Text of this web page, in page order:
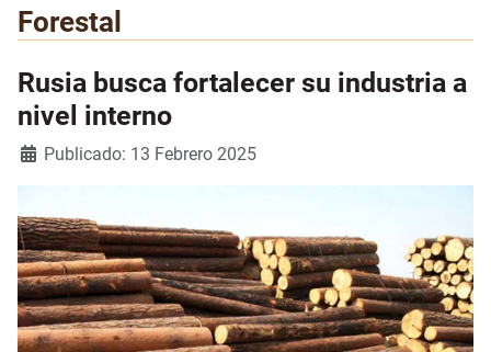
Forestal
Rusia busca fortalecer su industria a
nivel interno
Detalles
Publicado: 13 Febrero 2025